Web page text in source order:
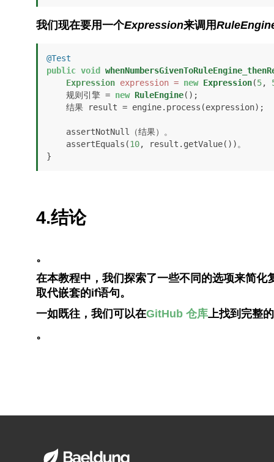
我们现在要用一个Expression来调用
@Test
public void
Expression expression = new Expression(5,
    规则引擎 =
new RuleEngine();
    assertEquals(
10, result.getValue())。
}
4.结论
。
在本教程中，我们探索了一些不同的选项来简
取代嵌套的if语句。
一如既往，我们可以在GitHub 仓库上找到完整
。